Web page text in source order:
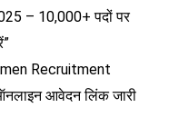
– 10,000+ पदों पर
Recruitment
आवेदन लिंक जारी